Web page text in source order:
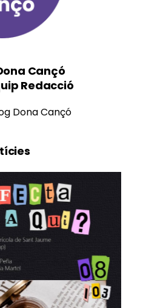
Cançó
Redacció
Dona Cançó